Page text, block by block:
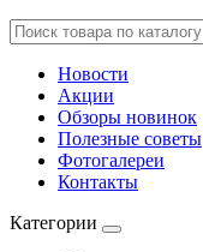
Новости
Акции
Обзоры новинок
Полезные советы
Фотогалереи
Контакты
Категории